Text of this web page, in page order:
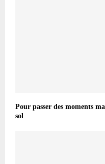
Pour passer des moments
sol